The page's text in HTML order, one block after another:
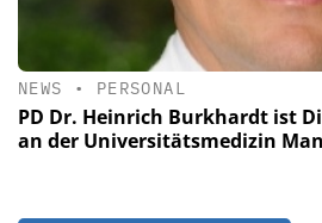
NEWS • PERSONAL
PD Dr. Heinrich Burkhardt ist
an der Universitätsmedizin